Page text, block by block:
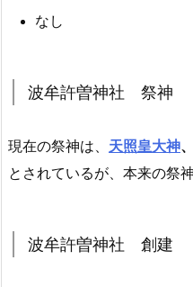
なし
波牟許曽神社 祭神
現在の祭神は、 天照皇大神、
とされているが、本来の祭
波牟許曽神社 創建